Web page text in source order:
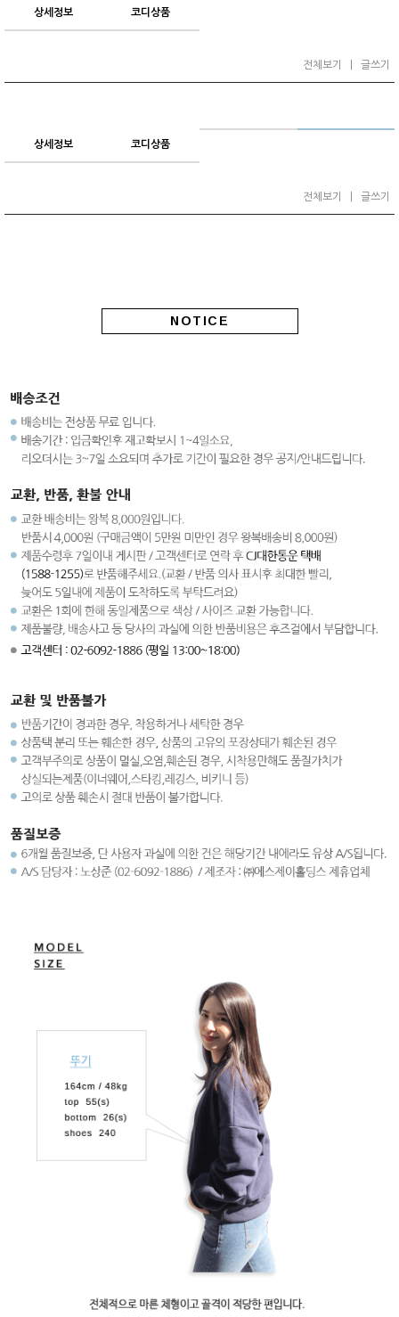
상세정보 코디상품
전체보기 글쓰기
상세정보 코디상품
전체보기 글쓰기
NOTICE